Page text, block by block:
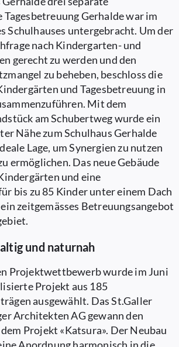
Gerhalde war im
Schulhauses untergebracht. Um der
nach Kindergarten- und
gerecht zu werden und den
zu beheben, beschloss die
und Tagesbetreuung in
Mit dem
am Schubertweg wurde ein
Nähe zum Schulhaus Gerhalde
Lage, um Synergien zu nutzen
ermöglichen. Das neue Gebäude
und eine
bis zu 85 Kinder unter einem Dach
zeitgemässes Betreuungsangebot
und naturnah
Projektwettbewerb wurde im Juni
Projekt aus 185
ausgewählt. Das St.Galler
Architekten AG gewann den
Projekt «Katsura». Der Neubau